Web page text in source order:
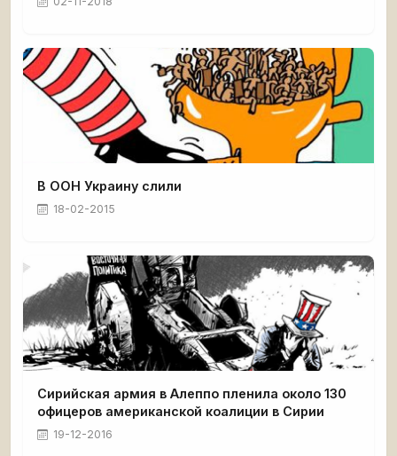
В ООН Украину слили
18-02-2015
Сирийская армия в Алеппо пленила около 130
офицеров американской коалиции в Сирии
19-12-2016